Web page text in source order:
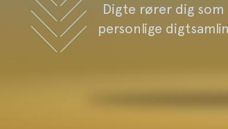
Digte rører dig
personlige